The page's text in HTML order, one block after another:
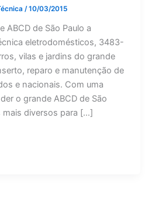
/10/03/2015
ABCD de São Paulo a
eletrodomésticos, 3483-
vilas e jardins do grande
reparo e manutenção de
e nacionais. Com uma
o grande ABCD de São
mais diversos para […]